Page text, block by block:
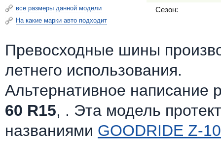
все размеры данной модели
На какие марки авто подходит
Сезон:
Превосходные шины
летнего использования.
Альтернативное написание
60 R15, . Эта модель
названиями GOODRIDE Z-